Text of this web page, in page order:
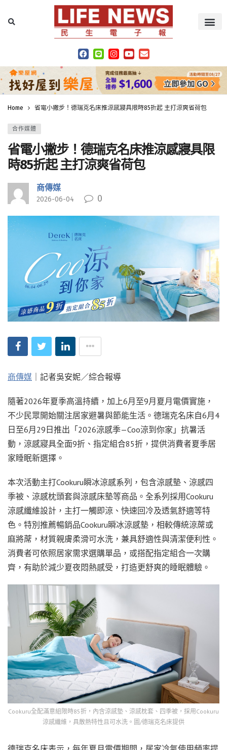
Home 省電小撇步！德瑞克名床推涼感寢具限時85折起 主打涼爽省荷包
合作媒體
省電小撇步！德瑞克名床推涼感寢具限
時85折起 主打涼爽省荷包
商傳媒
2026-06-04 0
商傳媒 ｜記者吳安妮／綜合報導
隨著2026年夏季高溫持續，加上6月至9月夏月電價實施，
不少民眾開始關注居家避暑與節能生活。德瑞克名床自6月4
日至6月29日推出「2026涼感季—Coo涼到你家」抗暑活
動，涼感寢具全面9折、指定組合85折，提供消費者夏季居
家睡眠新選擇。
本次活動主打Cookuru瞬冰涼感系列，包含涼感墊、涼感四
季被、涼感枕頭套與涼感床墊等商品。全系列採用Cookuru
涼感纖維設計，主打一觸即涼、快速回冷及透氣舒適等特
色。特別推薦暢銷品Cookuru瞬冰涼感墊，相較傳統涼蓆或
麻將蓆，材質親膚柔滑可水洗，兼具舒適性與清潔便利性。
消費者可依照居家需求選購單品，或搭配指定組合一次購
齊，有助於減少夏夜悶熱感受，打造更舒爽的睡眠體驗。
Cookuru全配滿意組限時85折，內含涼感墊、涼感枕套、四季被，採用Cookuru
涼感纖維，具散熱特性且可水洗。圖/德瑞克名床提供